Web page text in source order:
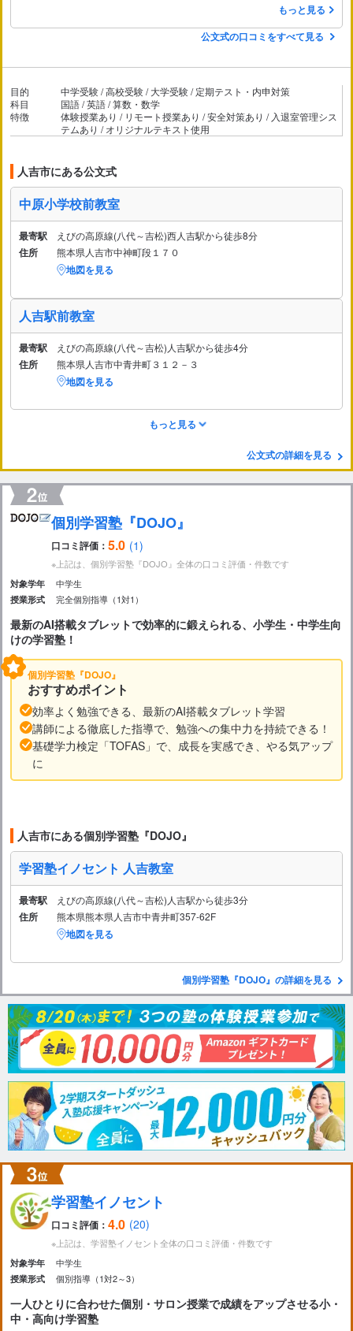
もっと見る
公文式の口コミをすべて見る
目的
中学受験 / 高校受験 / 大学受験 / 定期テスト・内申対策
科目
国語 / 英語 / 算数・数学
特徴
体験授業あり / リモート授業あり / 安全対策あり / 入退室管理シス
テムあり / オリジナルテキスト使用
人吉市にある公文式
中原小学校前教室
最寄駅 えびの高原線(八代～吉松)西人吉駅から徒歩8分
住所 熊本県人吉市中神町段１７０
地図を見る
人吉駅前教室
最寄駅 えびの高原線(八代～吉松)人吉駅から徒歩4分
住所 熊本県人吉市中青井町３１２－３
地図を見る
もっと見る
公文式の詳細を見る
個別学習塾『DOJO』
口コミ評価： 5.0 (1)
※上記は、個別学習塾『DOJO』全体の口コミ評価・件数です
対象学年 中学生
授業形式 完全個別指導（1対1）
最新のAI搭載タブレットで効率的に鍛えられる、小学生・中学生向
けの学習塾！
個別学習塾『DOJO』
おすすめポイント
効率よく勉強できる、最新のAI搭載タブレット学習
講師による徹底した指導で、勉強への集中力を持続できる！
基礎学力検定「TOFAS」で、成長を実感でき、やる気アップ
に
人吉市にある個別学習塾『DOJO』
学習塾イノセント 人吉教室
最寄駅 えびの高原線(八代～吉松)人吉駅から徒歩3分
住所 熊本県熊本県人吉市中青井町357-62F
地図を見る
個別学習塾『DOJO』の詳細を見る
学習塾イノセント
口コミ評価： 4.0 (20)
※上記は、学習塾イノセント全体の口コミ評価・件数です
対象学年 中学生
授業形式 個別指導（1対2～3）
一人ひとりに合わせた個別・サロン授業で成績をアップさせる小・
中・高向け学習塾